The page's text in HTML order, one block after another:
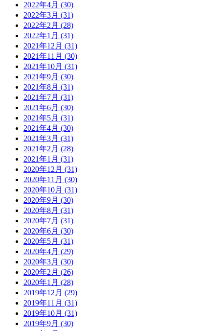
2022年4月 (30)
2022年3月 (31)
2022年2月 (28)
2022年1月 (31)
2021年12月 (31)
2021年11月 (30)
2021年10月 (31)
2021年9月 (30)
2021年8月 (31)
2021年7月 (31)
2021年6月 (30)
2021年5月 (31)
2021年4月 (30)
2021年3月 (31)
2021年2月 (28)
2021年1月 (31)
2020年12月 (31)
2020年11月 (30)
2020年10月 (31)
2020年9月 (30)
2020年8月 (31)
2020年7月 (31)
2020年6月 (30)
2020年5月 (31)
2020年4月 (29)
2020年3月 (30)
2020年2月 (26)
2020年1月 (28)
2019年12月 (29)
2019年11月 (31)
2019年10月 (31)
2019年9月 (30)